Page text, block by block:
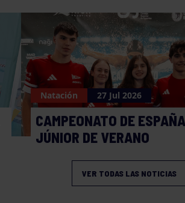
Natación 27 Jul 2026
CAMPEONATO DE ESPAÑA
JÚNIOR DE VERANO
VER TODAS LAS NOTICIAS